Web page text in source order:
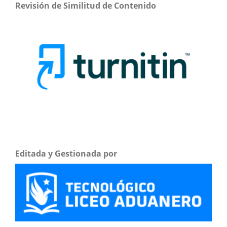
Revisión de Similitud de Contenido
Editada y Gestionada por